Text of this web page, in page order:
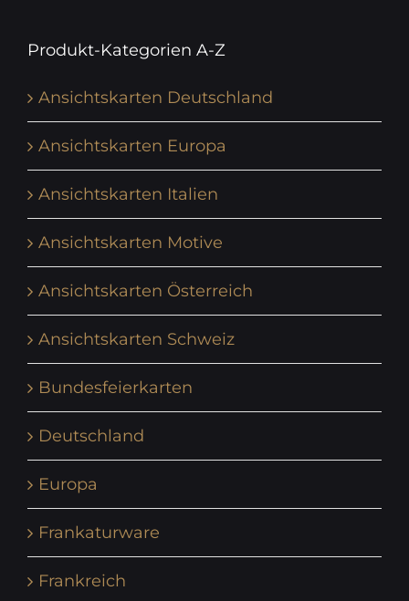
Produkt-Kategorien A-Z
Ansichtskarten Deutschland
Ansichtskarten Europa
Ansichtskarten Italien
Ansichtskarten Motive
Ansichtskarten Österreich
Ansichtskarten Schweiz
Bundesfeierkarten
Deutschland
Europa
Frankaturware
Frankreich